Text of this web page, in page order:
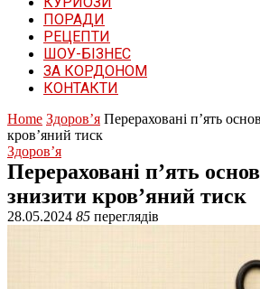
ПОРАДИ
РЕЦЕПТИ
ШОУ-БІЗНЕС
ЗА КОРДОНОМ
КОНТАКТИ
Home Здоров’я Перераховані п’ять
кров’яний тиск
Здоров’я
Перераховані п’ять
знизити кров’яний тиск
28.05.2024 85 переглядів